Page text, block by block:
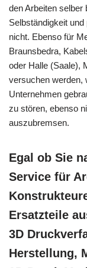
den Arbeiten selber
Selbständigkeit
nicht. Ebenso für
Braunsbedra,
oder Halle (Saale),
versuchen werden,
Unternehmen
zu stören, ebenso
auszubremsen.
Egal ob Sie
Service für
Ersatzteile
3D
Herstellung,